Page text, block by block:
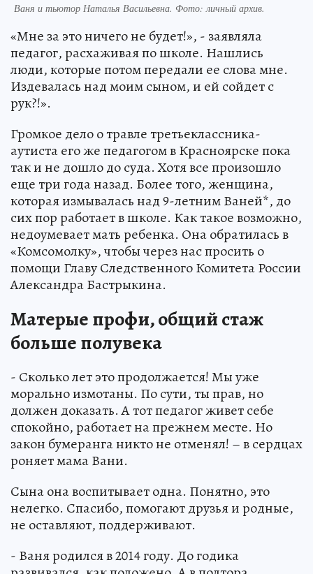
Ваня и тьютор Наталья Васильевна. Фото: личный архив.
«Мне за это ничего не будет!», - заявляла
педагог, расхаживая по школе. Нашлись
люди, которые потом передали ее слова мне.
Издевалась над моим сыном, и ей сойдет с
рук?!».
Громкое дело о травле третьеклассника-
аутиста его же педагогом в Красноярске пока
так и не дошло до суда. Хотя все произошло
еще три года назад. Более того, женщина,
которая измывалась над 9-летним Ваней*, до
сих пор работает в школе. Как такое возможно,
недоумевает мать ребенка. Она обратилась в
«Комсомолку», чтобы через нас просить о
помощи Главу Следственного Комитета России
Александра Бастрыкина.
Матерые профи, общий стаж
больше полувека
- Сколько лет это продолжается! Мы уже
морально измотаны. По сути, ты прав, но
должен доказать. А тот педагог живет себе
спокойно, работает на прежнем месте. Но
закон бумеранга никто не отменял! – в сердцах
роняет мама Вани.
Сына она воспитывает одна. Понятно, это
нелегко. Спасибо, помогают друзья и родные,
не оставляют, поддерживают.
- Ваня родился в 2014 году. До годика